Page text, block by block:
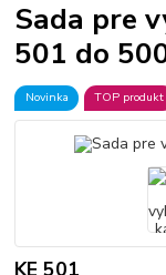
Sada pre
501 do
Novinka TOP produkt
KE 501